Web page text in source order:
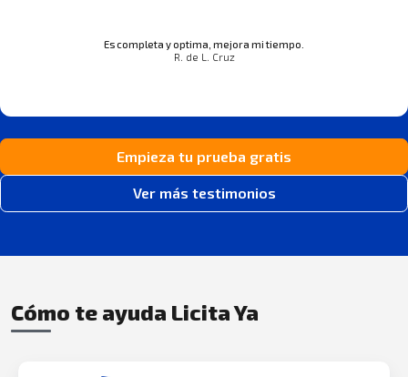
Es completa y optima, mejora mi tiempo.
R. de L. Cruz
Empieza tu prueba gratis
Ver más testimonios
Cómo te ayuda Licita Ya